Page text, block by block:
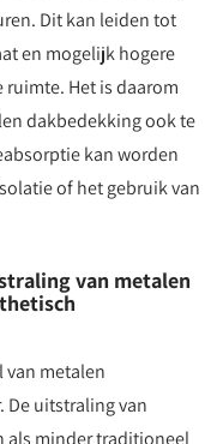
Dit kan leiden tot
en mogelijk hogere
Het is daarom
dakbedekking ook te
kan worden
of het gebruik van
van metalen
van metalen
De uitstraling van
als minder traditioneel